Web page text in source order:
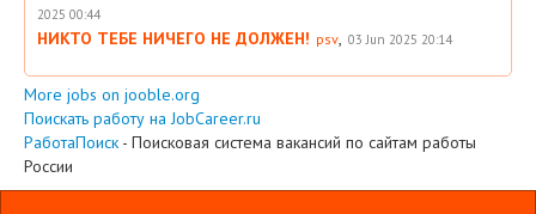
2025 00:44
НИКТО ТЕБЕ НИЧЕГО НЕ ДОЛЖЕН! psv 03 Jun 2025 20:14
More jobs on jooble.org
Поискать работу на JobCareer.ru
РаботаПоиск - Поисковая система вакансий по сайтам работы
России